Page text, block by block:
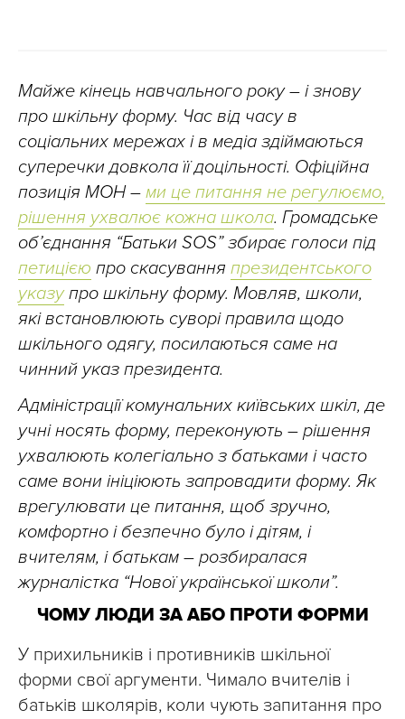
Майже кінець навчального року – і знову
про шкільну форму. Час від часу в
соціальних мережах і в медіа здіймаються
суперечки довкола її доцільності. Офіційна
позиція МОН – ми це питання не регулюємо,
рішення ухвалює кожна школа. Громадське
об’єднання “Батьки SOS” збирає голоси під
петицією про скасування президентського
указупро шкільну форму. Мовляв, школи,
які встановлюють суворі правила щодо
шкільного одягу, посилаються саме на
чинний указ президента.
Адміністрації комунальних київських шкіл, де
учні носять форму, переконують – рішення
ухвалюють колегіально з батьками і часто
саме вони ініціюють запровадити форму. Як
врегулювати це питання, щоб зручно,
комфортно і безпечно було і дітям, і
вчителям, і батькам – розбиралася
журналістка “Нової української школи”.
ЧОМУ ЛЮДИ ЗА АБО ПРОТИ ФОРМИ
У прихильників і противників шкільної
форми свої аргументи. Чимало вчителів і
батьків школярів, коли чують запитання про